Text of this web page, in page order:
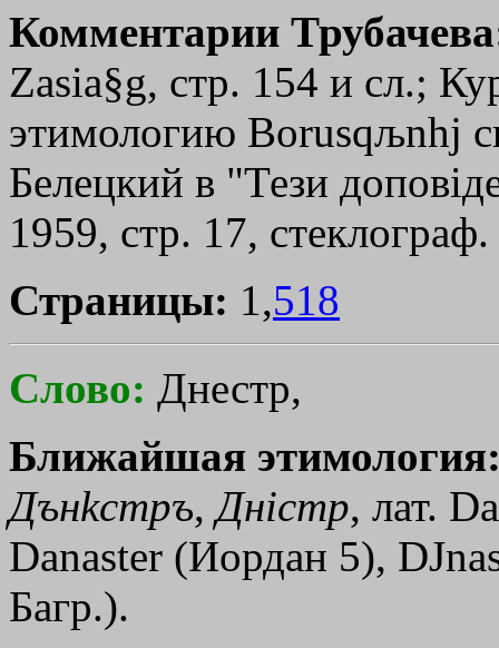
Комментарии
Zasia§g, стр. 154 и сл.;
этимологию Borusqљnhj
Белецкий в "Тези
1959, стр. 17,
Страницы: 1,518
Слово: Днестр,
Ближайшая
Дънkстръ,Днiстр, лат.
Danaster (Иордан 5),
Багр.).